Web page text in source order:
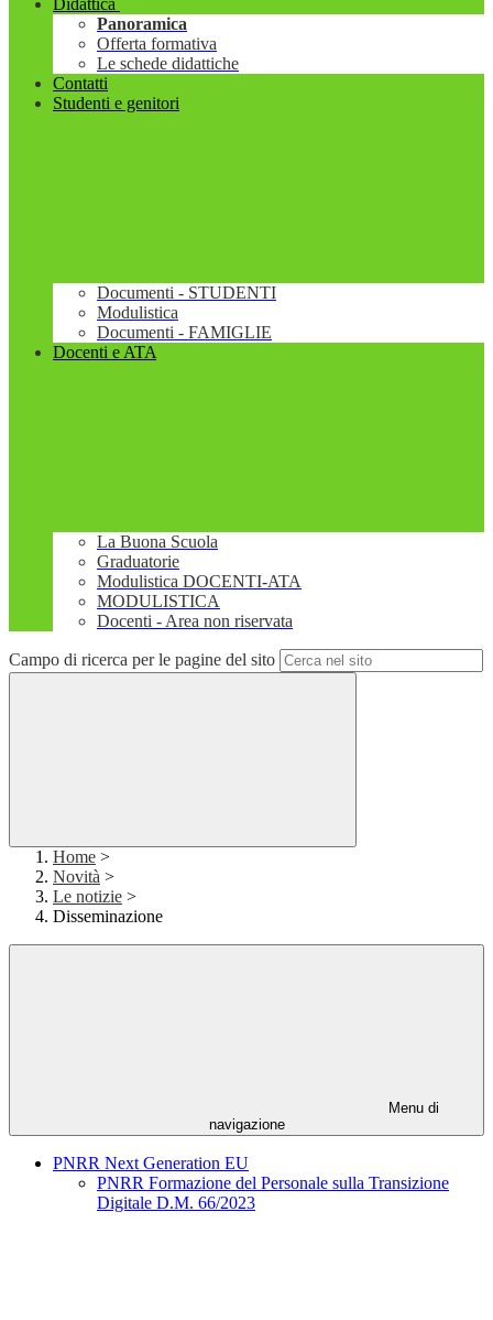
Didattica
Panoramica
Offerta formativa
Le schede didattiche
Contatti
Studenti e genitori
Documenti - STUDENTI
Modulistica
Documenti - FAMIGLIE
Docenti e ATA
La Buona Scuola
Graduatorie
Modulistica DOCENTI-ATA
MODULISTICA
Docenti - Area non riservata
Campo di ricerca per le pagine del sito
Home >
Novità >
Le notizie >
Disseminazione
Menu di
navigazione
PNRR Next Generation EU
PNRR Formazione del Personale sulla Transizione
Digitale D.M. 66/2023